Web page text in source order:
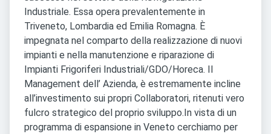
Industriale. Essa opera prevalentemente in
Triveneto, Lombardia ed Emilia Romagna. È
impegnata nel comparto della realizzazione di nuovi
impianti e nella manutenzione e riparazione di
Impianti Frigoriferi Industriali/GDO/Horeca. Il
Management dell’ Azienda, è estremamente incline
all’investimento sui propri Collaboratori, ritenuti vero
fulcro strategico del proprio sviluppo.In vista di un
programma di espansione in Veneto cerchiamo per